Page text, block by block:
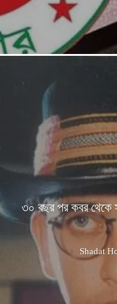
৩০ বছর পর কবর থেকে
Shadat